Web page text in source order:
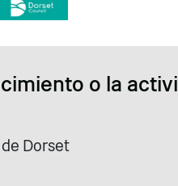
o la
Dorset